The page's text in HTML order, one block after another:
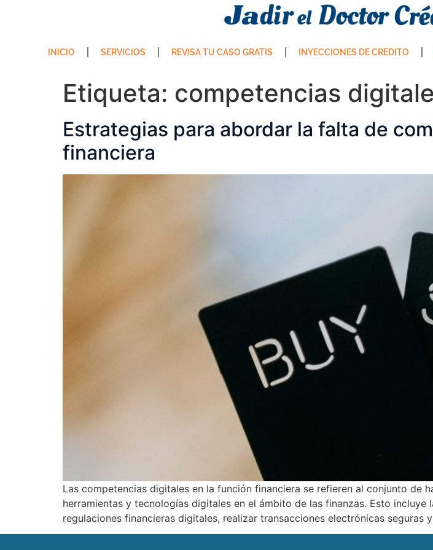
INICIO SERVICIOS REVISA TU CASO GRATIS INYECCIONES DE CREDITO
Etiqueta: competencias
Estrategias para abordar la falta de
financiera
Las competencias digitales en la función financiera se refieren al conjunto de
herramientas y tecnologías digitales en el ámbito de las finanzas. Esto
regulaciones financieras digitales, realizar transacciones electrónicas